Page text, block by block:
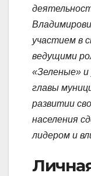
участием в
ведущими
«Зеленые»
главы
развитии
населения
лидером и